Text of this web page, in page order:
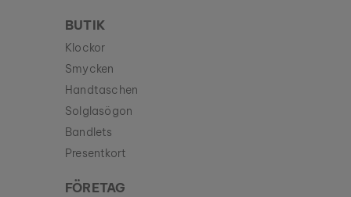
BUTIK
Klockor
Smycken
Handtaschen
Solglasögon
Bandlets
Presentkort
FÖRETAG